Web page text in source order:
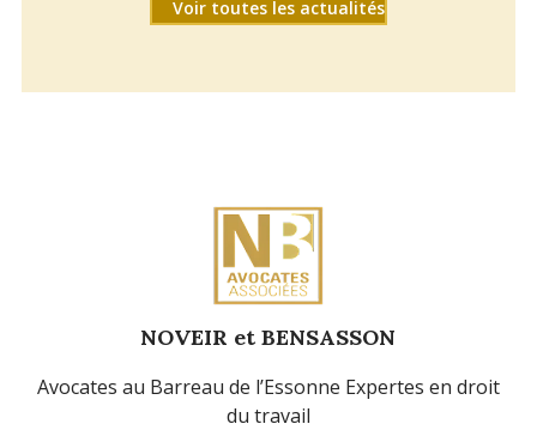
Voir toutes les actualités
NOVEIR et BENSASSON
Avocates au Barreau de l’Essonne Expertes en droit
du travail